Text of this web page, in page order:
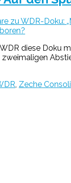
zu WDR-Doku:
diese Doku
Zeche